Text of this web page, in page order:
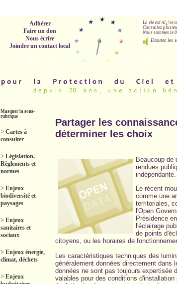
Adhérer
Faire un don
Nous écrire
Joindre un contact local
La vie est nï¿½e
Consultez
Nous sommes le
Ecoutez les
Masquer la sous-
rubrique
> Cartes à
consulter
> Législation,
Règlements et
normes
> Enjeux
biodiversité et
paysages
> Enjeux
sanitaires et
sociaux
> Enjeux énergie,
climat, déchets
> Enjeux
Partager les
déterminer les choix
Beaucoup de
rendues
indépendante.
Le récent
comme une
territoriales,
l'Open
Présidence
l'éclairage
de points
citoyens, ou les horaires de
Les caractéristiques techniques des
généralement données directement
données ne sont pas toujours expertisée
valables pour des conditions